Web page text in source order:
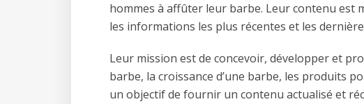
hommes à affûter leur barbe. Leur contenu
les informations les plus récentes et les
Leur mission est de concevoir, développer et
barbe, la croissance d’une barbe, les produits
un objectif de fournir un contenu actualisé et